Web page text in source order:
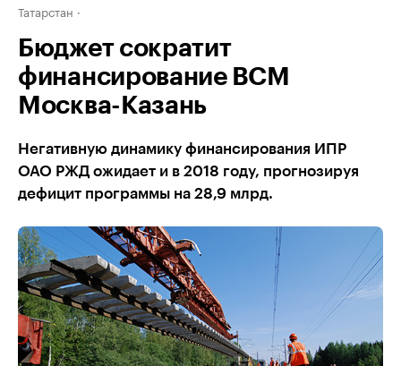
Татарстан
Бюджет сократит
финансирование ВСМ
Москва-Казань
Негативную динамику финансирования ИПР
ОАО РЖД ожидает и в 2018 году, прогнозируя
дефицит программы на 28,9 млрд.